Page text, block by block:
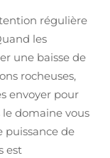
régulière
les
une baisse de
rocheuses,
envoyer pour
domaine vous
puissance de
est